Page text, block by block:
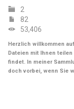
2
82
53,406
Herzlich willkommen
Dateien mit Ihnen
findet. In meiner
doch vorbei, wenn Sie